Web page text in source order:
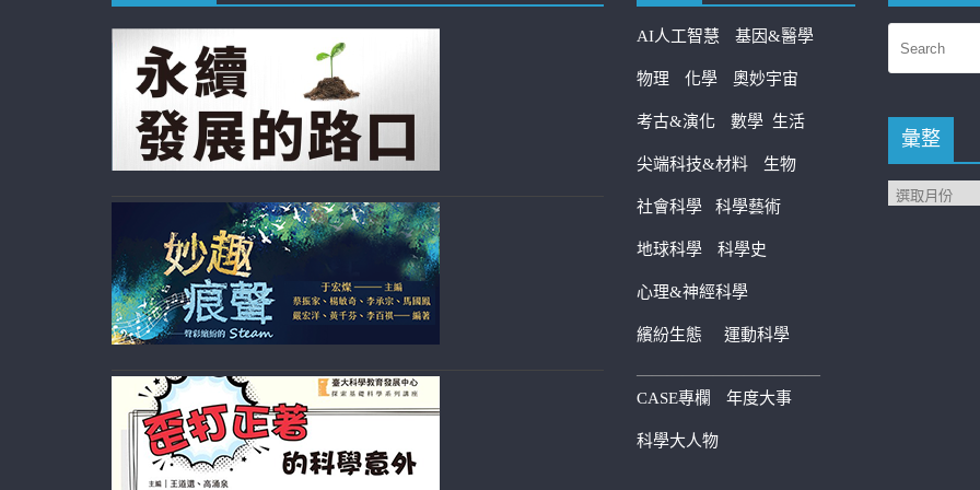
AI人工智慧 基因&醫學
物理 化學 奧妙宇宙
考古&演化 數學 生活
尖端科技&材料 生物
社會科學 科學藝術
地球科學 科學史
心理&神經科學
繽紛生態 運動科學
————————————
CASE專欄 年度大事
科學大人物
彙整